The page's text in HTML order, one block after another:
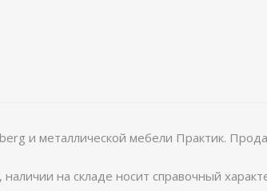
и металлической мебели Практик.
на складе носит справочный